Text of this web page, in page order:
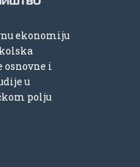
ekonomiju
osnovne i
u
polju